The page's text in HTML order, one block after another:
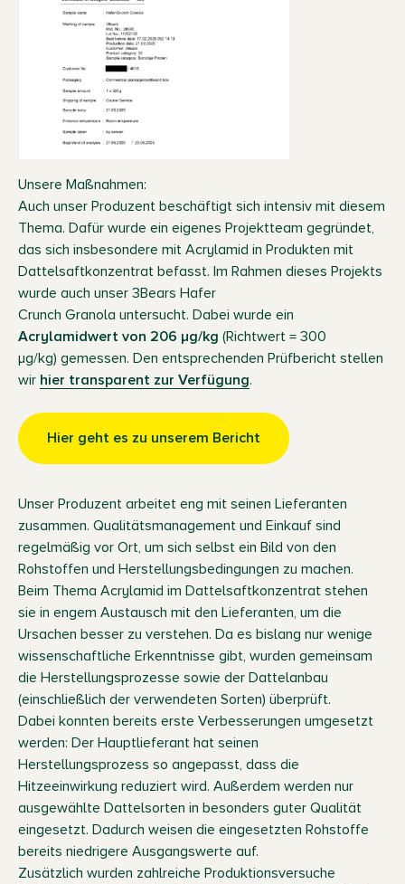
Unsere Maßnahmen:
Auch unser Produzent beschäftigt sich intensiv mit diesem
Thema. Dafür wurde ein eigenes Projektteam gegründet,
das sich insbesondere mit Acrylamid in Produkten mit
Dattelsaftkonzentrat befasst. Im Rahmen dieses Projekts
wurde auch unser 3Bears Hafer
Crunch Granola untersucht. Dabei wurde ein
Acrylamidwert von 206 µg/kg (Richtwert = 300
µg/kg) gemessen. Den entsprechenden Prüfbericht stellen
wir hier transparent zur Verfügung.
Hier geht es zu unserem Bericht
Unser Produzent arbeitet eng mit seinen Lieferanten
zusammen. Qualitätsmanagement und Einkauf sind
regelmäßig vor Ort, um sich selbst ein Bild von den
Rohstoffen und Herstellungsbedingungen zu machen.
Beim Thema Acrylamid im Dattelsaftkonzentrat stehen
sie in engem Austausch mit den Lieferanten, um die
Ursachen besser zu verstehen. Da es bislang nur wenige
wissenschaftliche Erkenntnisse gibt, wurden gemeinsam
die Herstellungsprozesse sowie der Dattelanbau
(einschließlich der verwendeten Sorten) überprüft.
Dabei konnten bereits erste Verbesserungen umgesetzt
werden: Der Hauptlieferant hat seinen
Herstellungsprozess so angepasst, dass die
Hitzeeinwirkung reduziert wird. Außerdem werden nur
ausgewählte Dattelsorten in besonders guter Qualität
eingesetzt. Dadurch weisen die eingesetzten Rohstoffe
bereits niedrigere Ausgangswerte auf.
Zusätzlich wurden zahlreiche Produktionsversuche